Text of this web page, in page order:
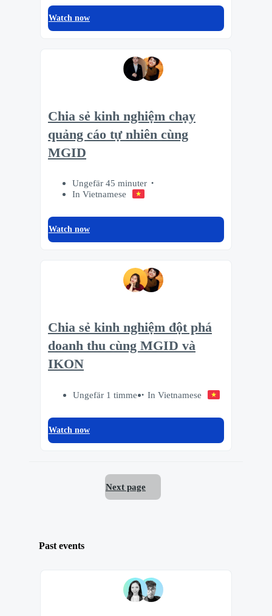
Watch now
Chia sẻ kinh nghiệm chạy
quảng cáo tự nhiên cùng
MGID
Ungefär 45 minuter
In Vietnamese
Watch now
Chia sẻ kinh nghiệm đột phá
doanh thu cùng MGID và
IKON
Ungefär 1 timme In Vietnamese
Watch now
Next page
Past events